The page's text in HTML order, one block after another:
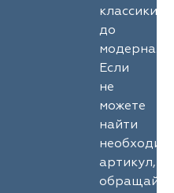
классики
до
модерна.
Если
не
можете
найти
артикул,